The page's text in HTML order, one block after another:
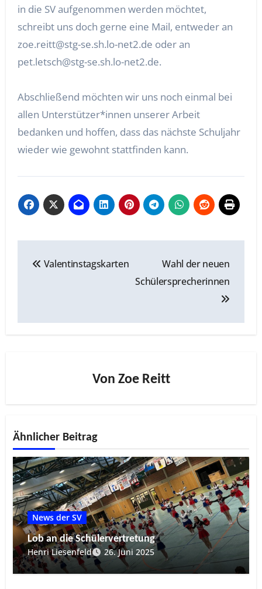
in die SV aufgenommen werden möchtet,
schreibt uns doch gerne eine Mail, entweder an
zoe.reitt@stg-se.sh.lo-net2.de oder an
pet.letsch@stg-se.sh.lo-net2.de.
Abschließend möchten wir uns noch einmal bei
allen Unterstützer*innen unserer Arbeit
bedanken und hoffen, dass das nächste Schuljahr
wieder wie gewohnt stattfinden kann.
Valentinstagskarten
Wahl der neuen
Schülersprecherinnen
Von Zoe Reitt
Ähnlicher Beitrag
News der SV
Lob an die Schülervertretung
Henri Liesenfeld
26. Juni 2025